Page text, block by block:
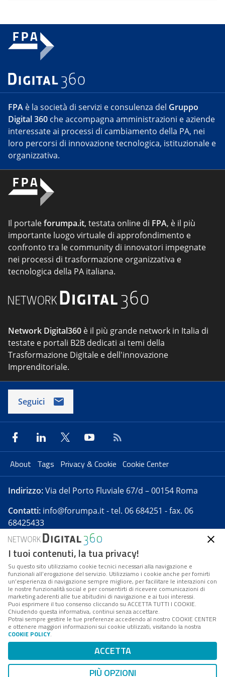
FPA è la società di servizi e consulenza del Gruppo
Digital 360 che accompagna amministrazioni e aziende
interessate ai processi di cambiamento della PA, nei
loro percorsi di innovazione tecnologica, istituzionale e
organizzativa.
Il portaleforumpa.it, testata online di FPA, è il più
importante luogo virtuale di approfondimento e
confronto tra le community di innovatori impegnate
nei processi di trasformazione organizzativa e
tecnologica della PA italiana.
Network Digital360 è il più grande network in Italia di
testate e portali B2B dedicati ai temi della
Trasformazione Digitale e dell'innovazione
Imprenditoriale.
Seguici
About Tags Privacy & Cookie Cookie Center
Indirizzo:Via del Porto Fluviale 67/d – 00154 Roma
Contatti: info@forumpa.it- tel. 06 684251 - fax. 06
68425433
Forumpa.itè una pubblicazione telematica iscritta
presso Registro della stampa del Tribunale di Roma -
Reg. n. 182 del 2 maggio 2008 - Direttore resp. Michela
Stentella
FPA s.r.l. è società soggetta a Direzione e
Coordinamento da parte di Digital360 S.p.A. - FPA s.r.l.
è un'azienda certificata per il sistema di management
Codice Fiscale/Partita IVA n. 10693191008 - R.E.A. Roma
n. 1249791. ISP AWS
Mappa del sito
I tuoi contenuti, la tua privacy!
Su questo sito utilizziamo cookie tecnici necessari alla navigazione e
funzionali all’erogazione del servizio. Utilizziamo i cookie anche per fornirti
un’esperienza di navigazione sempre migliore, per facilitare le interazioni con
le nostre funzionalità social e per consentirti di ricevere comunicazioni di
marketing aderenti alle tue abitudini di navigazione e ai tuoi interessi.
Puoi esprimere il tuo consenso cliccando su ACCETTA TUTTI I COOKIE.
Chiudendo questa informativa, continui senza accettare.
Potrai sempre gestire le tue preferenze accedendo al nostro COOKIE CENTER
e ottenere maggiori informazioni sui cookie utilizzati, visitando la nostra
COOKIE POLICY.
ACCETTA
PIÙ OPZIONI